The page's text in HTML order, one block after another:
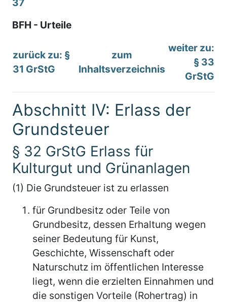
BFH - Urteile
zurück zu: §
31 GrStG
zum
Inhaltsverzeichnis
weiter zu:
§ 33
GrStG
Abschnitt IV: Erlass der
Grundsteuer
§ 32 GrStG Erlass für
Kulturgut und Grünanlagen
(1) Die Grundsteuer ist zu erlassen
für Grundbesitz oder Teile von
Grundbesitz, dessen Erhaltung wegen
seiner Bedeutung für Kunst,
Geschichte, Wissenschaft oder
Naturschutz im öffentlichen Interesse
liegt, wenn die erzielten Einnahmen und
die sonstigen Vorteile (Rohertrag) in